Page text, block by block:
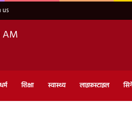
us
AM
धर्म शिक्षा स्वास्थ्य लाइफ़स्टाइल